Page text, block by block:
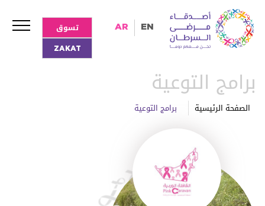
AR EN
تسوق
ZAKAT
برامج التوعية
الصفحة الرئيسية برامج التوعية